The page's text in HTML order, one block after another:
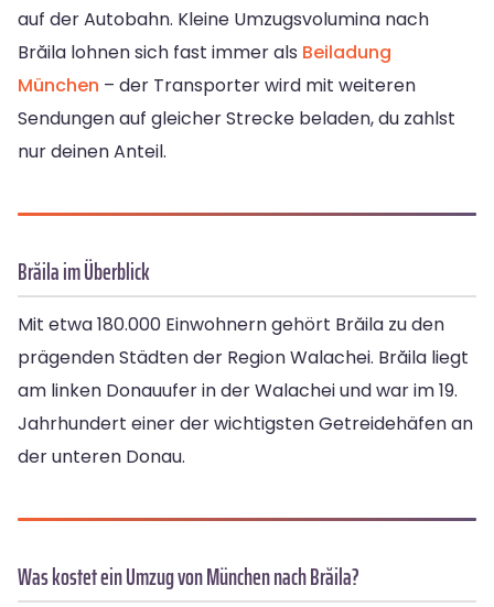
auf der Autobahn. Kleine Umzugsvolumina nach
Brăila lohnen sich fast immer als Beiladung
München – der Transporter wird mit weiteren
Sendungen auf gleicher Strecke beladen, du zahlst
nur deinen Anteil.
Brăila im Überblick
Mit etwa 180.000 Einwohnern gehört Brăila zu den
prägenden Städten der Region Walachei. Brăila liegt
am linken Donauufer in der Walachei und war im 19.
Jahrhundert einer der wichtigsten Getreidehäfen an
der unteren Donau.
Was kostet ein Umzug von München nach Brăila?